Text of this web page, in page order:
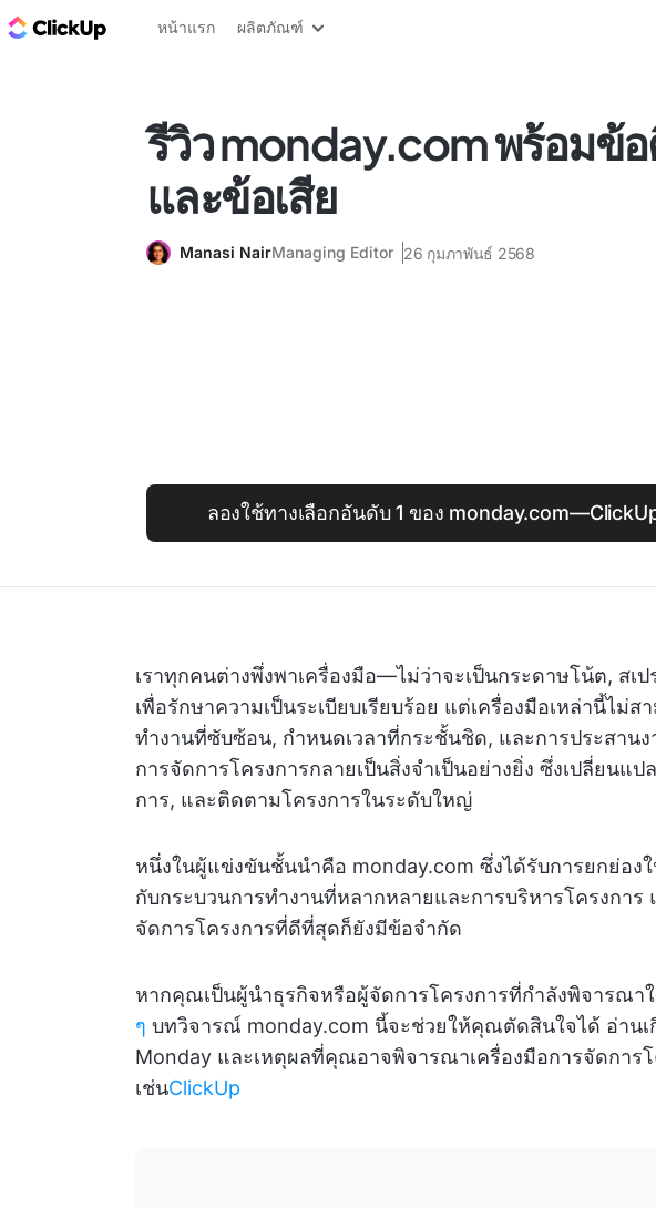
บล็อก ClickUp
หน้าแรก ผลิตภัณฑ์
รีวิว monday.com พร้อมข้
และข้อเสีย
Manasi NairManaging Editor 26 กุมภาพันธ์ 2568
ลองใช้ทางเลือกอันดับ 1 ของ
เราทุกคนต่างพึ่งพาเครื่องมือ—ไม่ว่าจะเป็นกระดาษโน้ต, ส
เพื่อรักษาความเป็นระเบียบเรียบร้อย แต่เครื่องมือเหล่านี้ไม่
ทำงานที่ซับซ้อน, กำหนดเวลาที่กระชั้นชิด, และการประสา
การจัดการโครงการกลายเป็นสิ่งจำเป็นอย่างยิ่ง ซึ่งเปลี่ยนแ
การ, และติดตามโครงการในระดับใหญ่
หนึ่งในผู้แข่งขันชั้นนำคือ monday.com ซึ่งได้รับการยกย่อง
กับกระบวนการทำงานที่หลากหลายและการบริหารโครงกา
จัดการโครงการที่ดีที่สุดก็ยังมีข้อจำกัด
หากคุณเป็นผู้นำธุรกิจหรือผู้จัดการโครงการที่กำลังพิจารณา
ๆ บทวิจารณ์ monday.com นี้จะช่วยให้คุณตัดสินใจได้ อ่านเ
Monday และเหตุผลที่คุณอาจพิจารณาเครื่องมือการจัดการ
เช่นClickUp